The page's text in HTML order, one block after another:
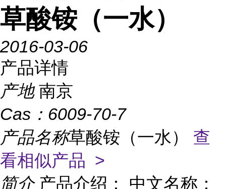
草酸铵（一水）
2016-03-06
产品详情
产地 南京
Cas： 6009-70-7
产品名称草酸铵（一水） 查
看相似产品 >
简介 产品介绍： 中文名称：